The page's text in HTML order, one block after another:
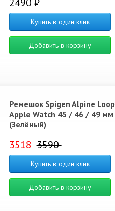
Купить в один клик
Добавить в корзину
Ремешок Spigen Alpine
Apple Watch 45 / 46 / 49 мм
(Зелёный)
3518 3590
Купить в один клик
Добавить в корзину